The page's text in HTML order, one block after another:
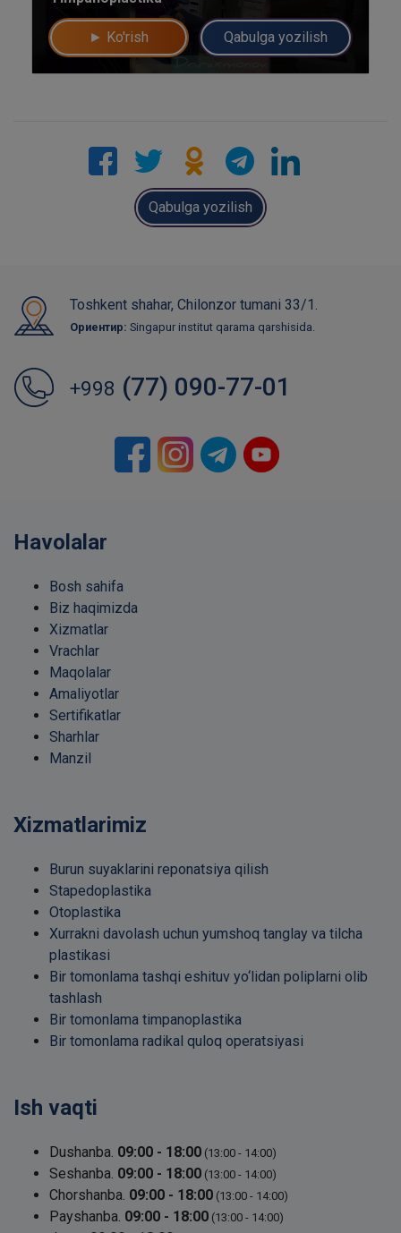
► Ko'rish Qabulga yozilish
Qabulga yozilish
Toshkent shahar, Chilonzor tumani 33/1.
Ориентир: Singapur institut qarama qarshisida.
+998 (77) 090-77-01
Havolalar
Bosh sahifa
Biz haqimizda
Xizmatlar
Vrachlar
Maqolalar
Amaliyotlar
Sertifikatlar
Sharhlar
Manzil
Xizmatlarimiz
Burun suyaklarini reponatsiya qilish
Stapedoplastika
Otoplastika
Xurrakni davolash uchun yumshoq tanglay va tilcha
plastikasi
Bir tomonlama tashqi eshituv yo‘lidan poliplarni olib
tashlash
Bir tomonlama timpanoplastika
Bir tomonlama radikal quloq operatsiyasi
Ish vaqti
Dushanba. 09:00 - 18:00 (13:00 - 14:00)
Seshanba. 09:00 - 18:00 (13:00 - 14:00)
Chorshanba. 09:00 - 18:00 (13:00 - 14:00)
Payshanba. 09:00 - 18:00 (13:00 - 14:00)
Bizning shifokorlarimiz sizga maslahat berishdan xursand bo'lishadi!
Mutaxassisga yozing yo'q rahmat